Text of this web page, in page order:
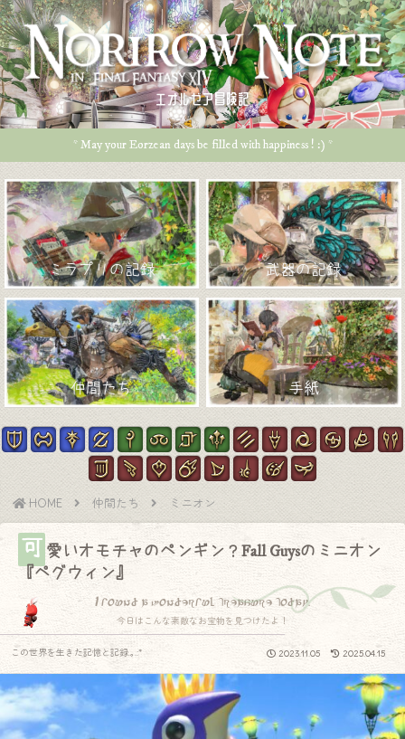
エオルゼア冒険記
* May your Eorzean days be filled with happiness ! :) *
ミラプリの記録 武器の記録
仲間たち 手紙
HOME 仲間たち ミニオン
可 愛いオモチャのペンギン？Fall Guysのミニオン
『ペグウィン』
I found a wonderful treasure today.
今日はこんな素敵なお宝物を見つけたよ！
2023.11.05 2025.04.15
この世界を生きた記憶と記録.｡.:*